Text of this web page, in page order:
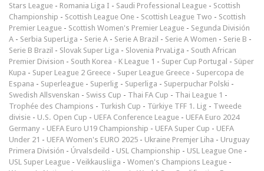
Stars League - Romania Liga I - Saudi Professional League - Scottish
Championship - Scottish League One - Scottish League Two - Scottish
Premier League - Scottish Women's Premier League - Segunda División
A - Serbia SuperLiga - Serie A - Serie A Brazil - Serie A Women - Serie B -
Serie B Brazil - Slovak Super Liga - Slovenia PrvaLiga - South African
Premier Division - South Korea - K League 1 - Super Cup Portugal - Süper
Kupa - Super League 2 Greece - Super League Greece - Supercopa de
Espana - Superleague - Superlig - Superliga - Superpuchar Polski -
Swedish Allsvenskan - Swiss Cup - Thai FA Cup - Thai League 1 -
Trophée des Champions - Turkish Cup - Türkiye TFF 1. Lig - Tweede
divisie - U.S. Open Cup - UEFA Conference League - UEFA Euro 2024
Germany - UEFA Euro U19 Championship - UEFA Super Cup - UEFA
Under 21 - UEFA Women's EURO 2025 - Ukraine Premjer Liha - Uruguay
Primera División - Úrvalsdeild - USL Championship - USL League One -
USL Super League - Veikkausliiga - Women's Champions League -